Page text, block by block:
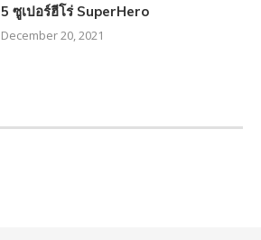
5 ซูเปอร์ฮีโร่ SuperHero
December 20, 2021